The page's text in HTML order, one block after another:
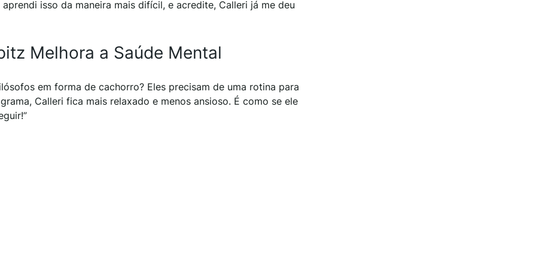
aprendi isso da maneira mais difícil, e acredite, Calleri já me deu
Melhora a Saúde Mental
em forma de cachorro? Eles precisam de uma rotina para
Calleri fica mais relaxado e menos ansioso. É como se ele